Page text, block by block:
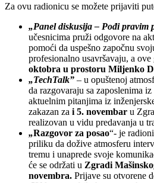
Za ovu radionicu se možete prijaviti
„Panel diskusija – Pođi pravim
učesnicima pruži odgovore na
pomoći da uspešno započnu
profesionalno usavršavaju, a ove
oktobra u prostoru Miljenko
„TechTalk” – u opuštenoj
da razgovaraju sa zaposlenima
aktuelnim pitanjima iz
zakazan za i 5. novembar u
realizovan u vidu predavanja u
„Razgovor za posao“- je
priliku da dožive atmosferu
tremu i unaprede svoje
će se održati u Zgradi
novembra. Prijave su otvorene